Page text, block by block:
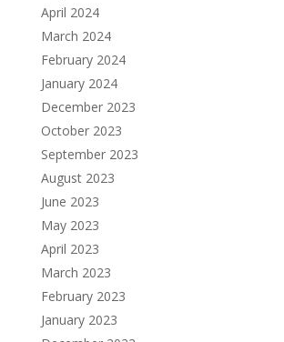
April 2024
March 2024
February 2024
January 2024
December 2023
October 2023
September 2023
August 2023
June 2023
May 2023
April 2023
March 2023
February 2023
January 2023